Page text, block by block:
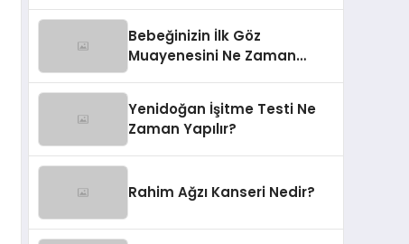
Bebeğinizin İlk Göz
Muayenesini Ne Zaman
Yenidoğan İşitme Testi Ne
Zaman Yapılır?
Rahim Ağzı Kanseri Nedir?